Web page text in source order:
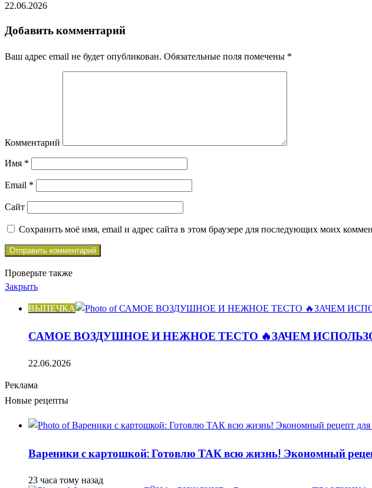
22.06.2026
Добавить комментарий
Ваш адрес email не будет опубликован. Обязательные поля помечены *
Комментарий
Имя *
Email *
Сайт
Сохранить моё имя, email и адрес сайта в этом браузере для последующих моих
Проверьте также
Закрыть
ВЫПЕЧКА
САМОЕ ВОЗДУШНОЕ И НЕЖНОЕ ТЕСТО 🔥ЗАЧЕМ
22.06.2026
Реклама
Новые рецепты
Вареники с картошкой: Готовлю ТАК всю жизнь! Экономный
23 часа тому назад